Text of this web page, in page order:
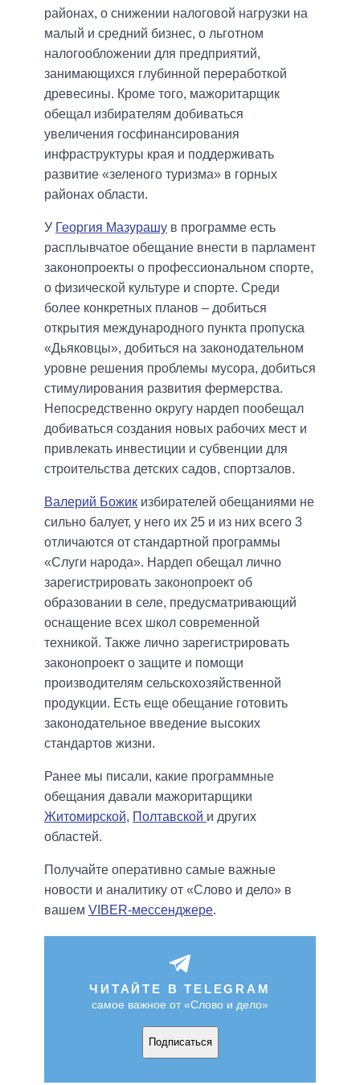
районах, о снижении налоговой нагрузки на
малый и средний бизнес, о льготном
налогообложении для предприятий,
занимающихся глубинной переработкой
древесины. Кроме того, мажоритарщик
обещал избирателям добиваться
увеличения госфинансирования
инфраструктуры края и поддерживать
развитие «зеленого туризма» в горных
районах области.
У Георгия Мазурашу в программе есть
расплывчатое обещание внести в парламент
законопроекты о профессиональном спорте,
о физической культуре и спорте. Среди
более конкретных планов – добиться
открытия международного пункта пропуска
«Дьяковцы», добиться на законодательном
уровне решения проблемы мусора, добиться
стимулирования развития фермерства.
Непосредственно округу нардеп пообещал
добиваться создания новых рабочих мест и
привлекать инвестиции и субвенции для
строительства детских садов, спортзалов.
Валерий Божик избирателей обещаниями не
сильно балует, у него их 25 и из них всего 3
отличаются от стандартной программы
«Слуги народа». Нардеп обещал лично
зарегистрировать законопроект об
образовании в селе, предусматривающий
оснащение всех школ современной
техникой. Также лично зарегистрировать
законопроект о защите и помощи
производителям сельскохозяйственной
продукции. Есть еще обещание готовить
законодательное введение высоких
стандартов жизни.
Ранее мы писали, какие программные
обещания давали мажоритарщики
Житомирской, Полтавской и других
областей.
Получайте оперативно самые важные
новости и аналитику от «Слово и дело» в
вашем VIBER-мессенджере.
ЧИТАЙТЕ В TELEGRAM
самое важное от «Слово и дело»
Подписаться